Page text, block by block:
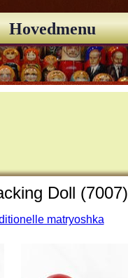
Hovedmenu
Doll (7007)
matryoshka